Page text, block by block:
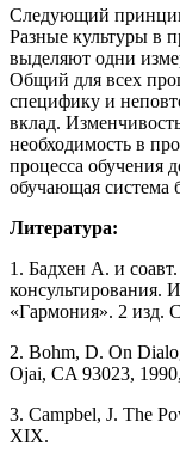
Следующий
Разные культуры в
выделяют одни
Общий для всех
специфику и
вклад.
необходимость в
процесса обучения
обучающая система
Литература:
1. Бадхен А. и
консультирования.
«Гармония». 2 изд.
2. Bohm, D. On
Ojai, CA 93023,
3. Campbel, J. The
XIX.